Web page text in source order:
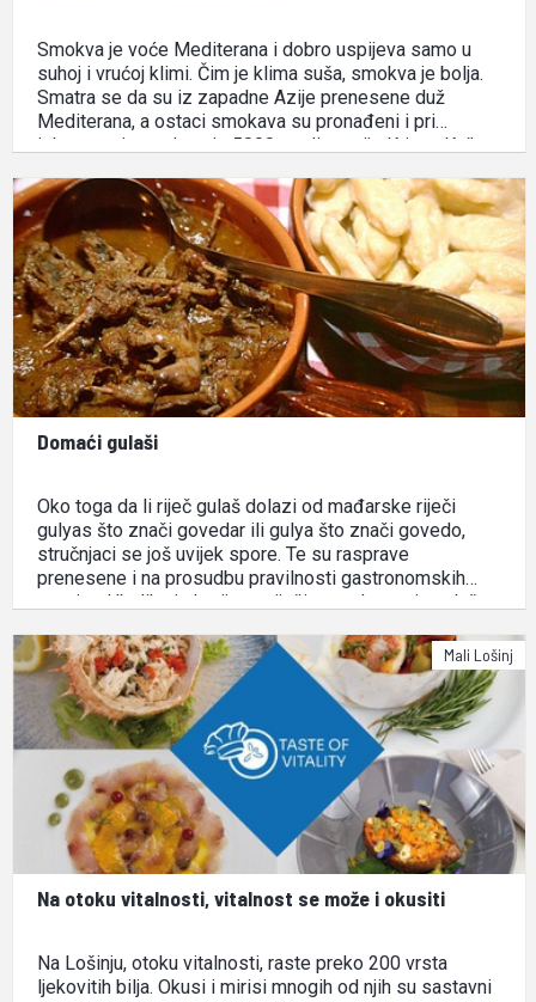
Smokva je voće Mediterana i dobro uspijeva samo u
suhoj i vrućoj klimi. Čim je klima suša, smokva je bolja.
Smatra se da su iz zapadne Azije prenesene duž
Mediterana, a ostaci smokava su pronađeni i pri
iskopavanju gradova iz 5000. godine prije Krista. Kažu
Domaći gulaši
Oko toga da li riječ gulaš dolazi od mađarske riječi
gulyas što znači govedar ili gulya što znači govedo,
stručnjaci se još uvijek spore. Te su rasprave
prenesene i na prosudbu pravilnosti gastronomskih
termina. Ukoliko je korijen u riječi govedo, naziv gulaša
Na otoku vitalnosti, vitalnost se može i okusiti
Mali Lošinj
Na Lošinju, otoku vitalnosti, raste preko 200 vrsta
ljekovitih bilja. Okusi i mirisi mnogih od njih su sastavni